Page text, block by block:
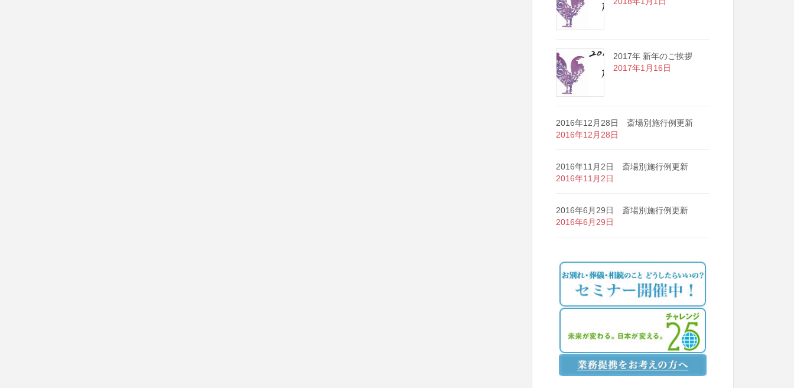
2017年 新年のご挨拶
2017年1月16日
2016年12月28日 斎場別施行例更新
2016年12月28日
2016年11月2日 斎場別施行例更新
2016年11月2日
2016年6月29日 斎場別施行例更新
2016年6月29日